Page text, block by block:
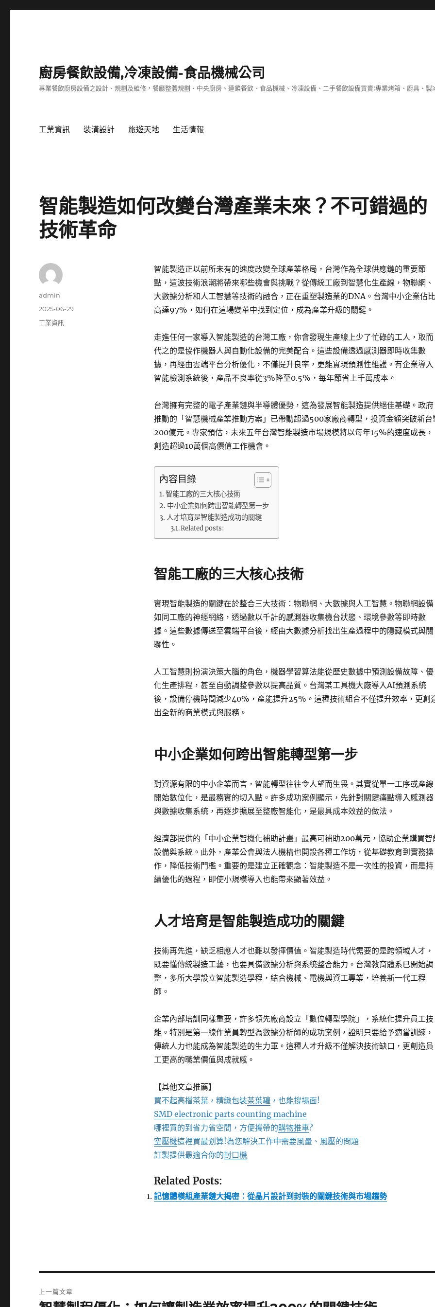
廚房餐飲設備,冷凍設備-食品機械公司
專業餐飲廚房設備之設計、規劃及維修，餐廳整體規劃、中央廚房、連鎖餐飲、食品機械、冷凍設備、二手餐飲設備買賣:專業烤箱、廚具、
工業資訊 裝潢設計 旅遊天地 生活情報
智能製造如何改變台灣產業未來？不可錯過的
技術革命
智能製造正以前所未有的速度改變全球產業格局，台灣作為全球供應鏈的重要節
點，這波技術浪潮將帶來哪些機會與挑戰？從傳統工廠到智慧化生產線，物聯網、
大數據分析和人工智慧等技術的融合，正在重塑製造業的DNA。台灣中小企業佔比
高達97%，如何在這場變革中找到定位，成為產業升級的關鍵。
走進任何一家導入智能製造的台灣工廠，你會發現生產線上少了忙碌的工人，取而
代之的是協作機器人與自動化設備的完美配合。這些設備透過感測器即時收集數
據，再經由雲端平台分析優化，不僅提升良率，更能實現預測性維護。有企業導入
智能檢測系統後，產品不良率從3%降至0.5%，每年節省上千萬成本。
台灣擁有完整的電子產業鏈與半導體優勢，這為發展智能製造提供絕佳基礎。政府
推動的「智慧機械產業推動方案」已帶動超過500家廠商轉型，投資金額突破新台
200億元。專家預估，未來五年台灣智能製造市場規模將以每年15%的速度成長，
創造超過10萬個高價值工作機會。
內容目錄
智能工廠的三大核心技術
中小企業如何跨出智能轉型第一步
人才培育是智能製造成功的關鍵
Related posts:
智能工廠的三大核心技術
實現智能製造的關鍵在於整合三大技術：物聯網、大數據與人工智慧。物聯網設備
如同工廠的神經網絡，透過數以千計的感測器收集機台狀態、環境參數等即時數
據。這些數據傳送至雲端平台後，經由大數據分析找出生產過程中的隱藏模式與關
聯性。
人工智慧則扮演決策大腦的角色，機器學習算法能從歷史數據中預測設備故障、優
化生產排程，甚至自動調整參數以提高品質。台灣某工具機大廠導入AI預測系統
後，設備停機時間減少40%，產能提升25%。這種技術組合不僅提升效率，更創
出全新的商業模式與服務。
中小企業如何跨出智能轉型第一步
對資源有限的中小企業而言，智能轉型往往令人望而生畏。其實從單一工序或產線
開始數位化，是最務實的切入點。許多成功案例顯示，先針對關鍵痛點導入感測器
與數據收集系統，再逐步擴展至整廠智能化，是最具成本效益的做法。
經濟部提供的「中小企業智機化補助計畫」最高可補助200萬元，協助企業購買智
設備與系統。此外，產業公會與法人機構也開設各種工作坊，從基礎教育到實務操
作，降低技術門檻。重要的是建立正確觀念：智能製造不是一次性的投資，而是持
續優化的過程，即使小規模導入也能帶來顯著效益。
人才培育是智能製造成功的關鍵
技術再先進，缺乏相應人才也難以發揮價值。智能製造時代需要的是跨領域人才，
既要懂傳統製造工藝，也要具備數據分析與系統整合能力。台灣教育體系已開始調
整，多所大學設立智能製造學程，結合機械、電機與資工專業，培養新一代工程
師。
企業內部培訓同樣重要，許多領先廠商設立「數位轉型學院」，系統化提升員工技
能。特別是第一線作業員轉型為數據分析師的成功案例，證明只要給予適當訓練，
傳統人力也能成為智能製造的生力軍。這種人才升級不僅解決技術缺口，更創造員
工更高的職業價值與成就感。
【其他文章推薦】
買不起高檔茶葉，精緻包裝茶葉罐，也能撐場面!
SMD electronic parts counting machine
哪裡買的到省力省空間，方便攜帶的購物推車?
空壓機這裡買最划算!為您解決工作中需要風量、風壓的問題
訂製提供最適合你的封口機
Related Posts:
記憶體模組產業鏈大揭密：從晶片設計到封裝的關鍵技術與市場趨勢
作
admin
發
2025-06-29
分
工業資訊
章
上一篇文章